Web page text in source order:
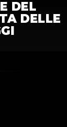
DEL
DELLE